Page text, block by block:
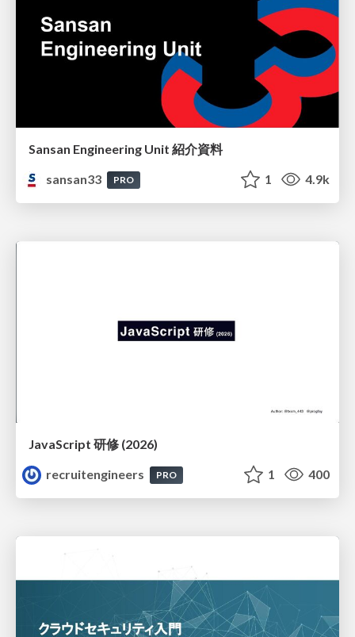
Sansan Engineering Unit 紹介資料
sansan33
PRO 1 4.9k
JavaScript 研修 (2026)
recruitengineers
PRO 1 400